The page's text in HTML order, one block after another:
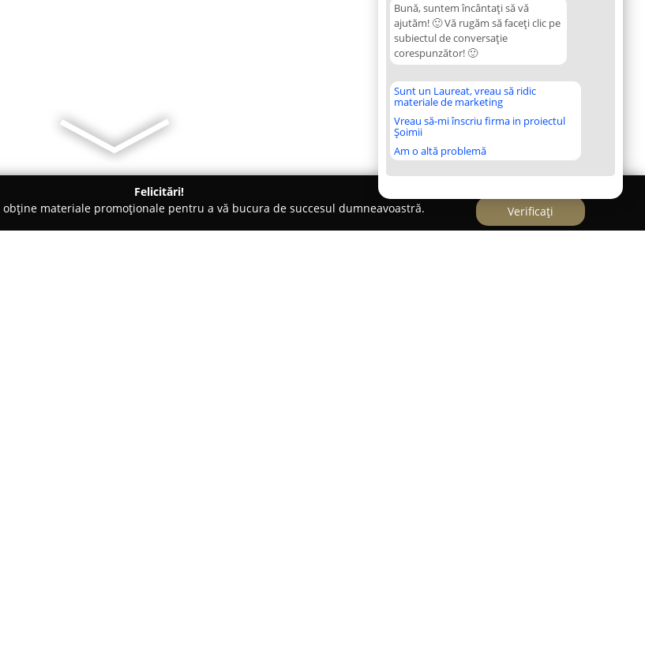
Bună, suntem încântați să vă
ajutăm! 🙂 Vă rugăm să faceți clic pe
subiectul de conversație
corespunzător! 🙂
Sunt un Laureat, vreau să ridic
materiale de marketing
Vreau să-mi înscriu firma in proiectul
Șoimii
Am o altă problemă
Felicitări!
materiale promoționale pentru a vă bucura de succesul dumneavoastră.
Verificați